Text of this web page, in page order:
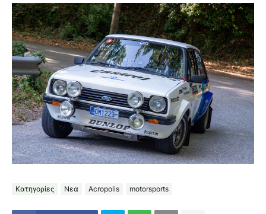
Κατηγορίες Νεα Acropolis motorsports